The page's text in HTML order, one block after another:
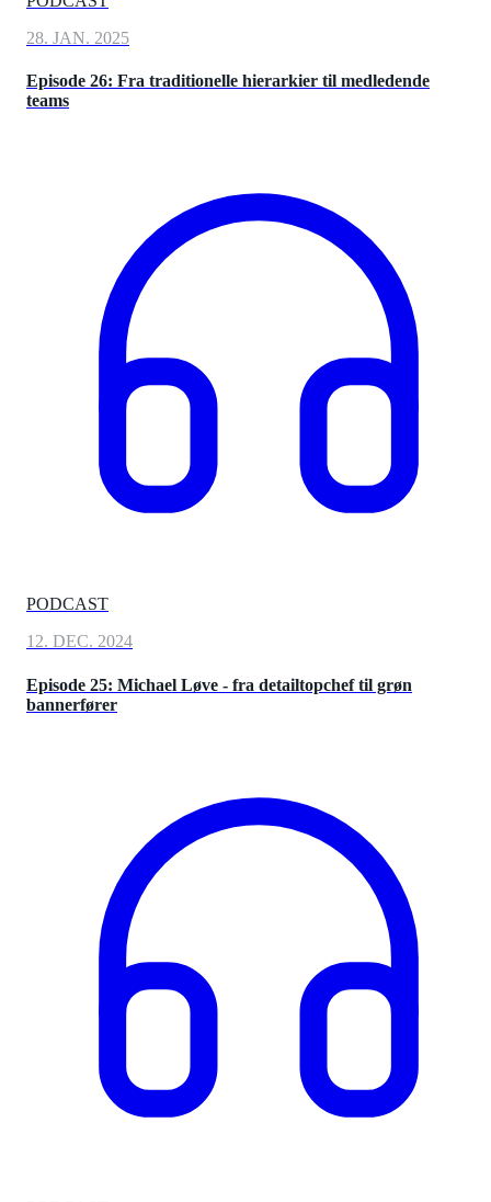
28. JAN. 2025
Episode 26: Fra traditionelle hierarkier til medledende
teams
PODCAST
12. DEC. 2024
Episode 25: Michael Løve - fra detailtopchef til grøn
bannerfører